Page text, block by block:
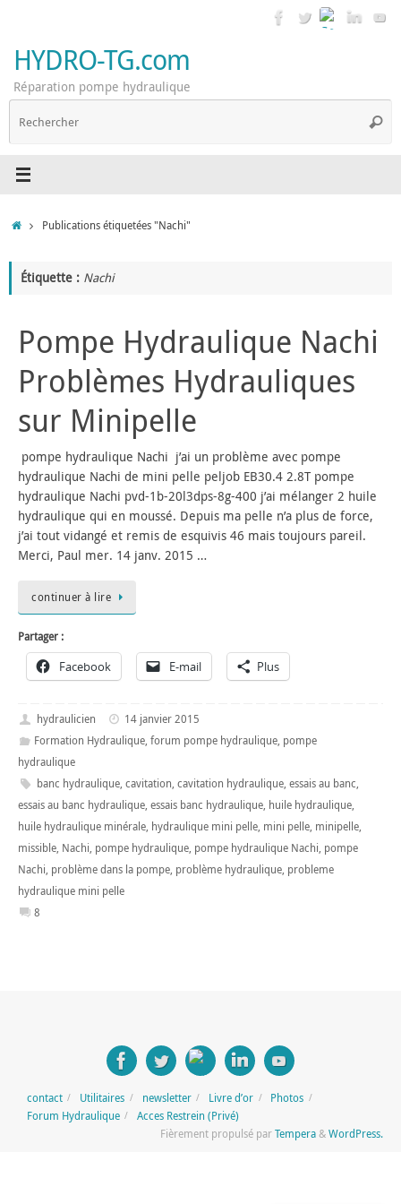
contenu
HYDRO-TG.com
Réparation pompe hydraulique
AccueilPublications étiquetées "Nachi"
Étiquette : Nachi
Pompe Hydraulique Nachi
Problèmes Hydrauliques
sur Minipelle
pompe hydraulique Nachi j’ai un problème avec pompe
hydraulique Nachi de mini pelle peljob EB30.4 2.8T pompe
hydraulique Nachi pvd-1b-20l3dps-8g-400 j’ai mélanger 2 huile
hydraulique qui en moussé. Depuis ma pelle n’a plus de force,
j’ai tout vidangé et remis de esquivis 46 mais toujours pareil.
Merci, Paul mer. 14 janv. 2015 …
continuer à lire
Partager :
Facebook E-mail Plus
hydraulicien
14 janvier 2015
Formation Hydraulique, forum pompe hydraulique, pompe
hydraulique
banc hydraulique, cavitation, cavitation hydraulique, essais au banc,
essais au banc hydraulique, essais banc hydraulique, huile hydraulique,
huile hydraulique minérale, hydraulique mini pelle, mini pelle, minipelle,
missible, Nachi, pompe hydraulique, pompe hydraulique Nachi, pompe
Nachi, problème dans la pompe, problème hydraulique, probleme
hydraulique mini pelle
8
contact Utilitaires newsletter Livre d’or
Photos
Forum Hydraulique
Acces Restrein (Privé)
Fièrement propulsé parTempera&WordPress.